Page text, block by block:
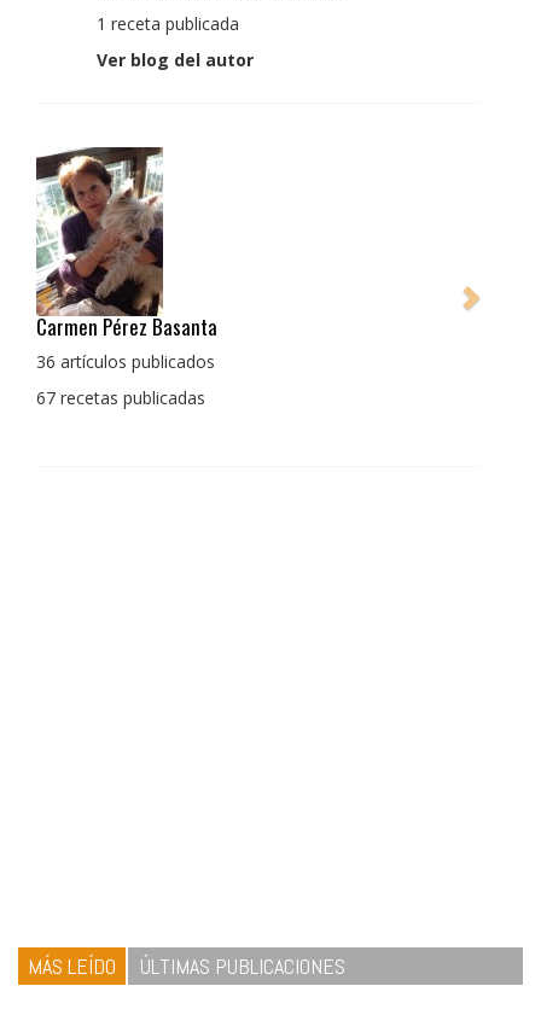
1 receta publicada
Ver blog del autor
Pedro Manuel Collado Cruz
La cocina para mi es producto bien tratado sin
con un toque diferente